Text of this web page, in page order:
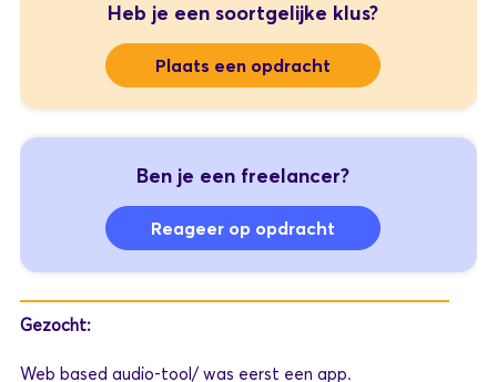
Heb je een soortgelijke klus?
Plaats een opdracht
Ben je een freelancer?
Reageer op opdracht
Gezocht:
Web based audio-tool/ was eerst een app.